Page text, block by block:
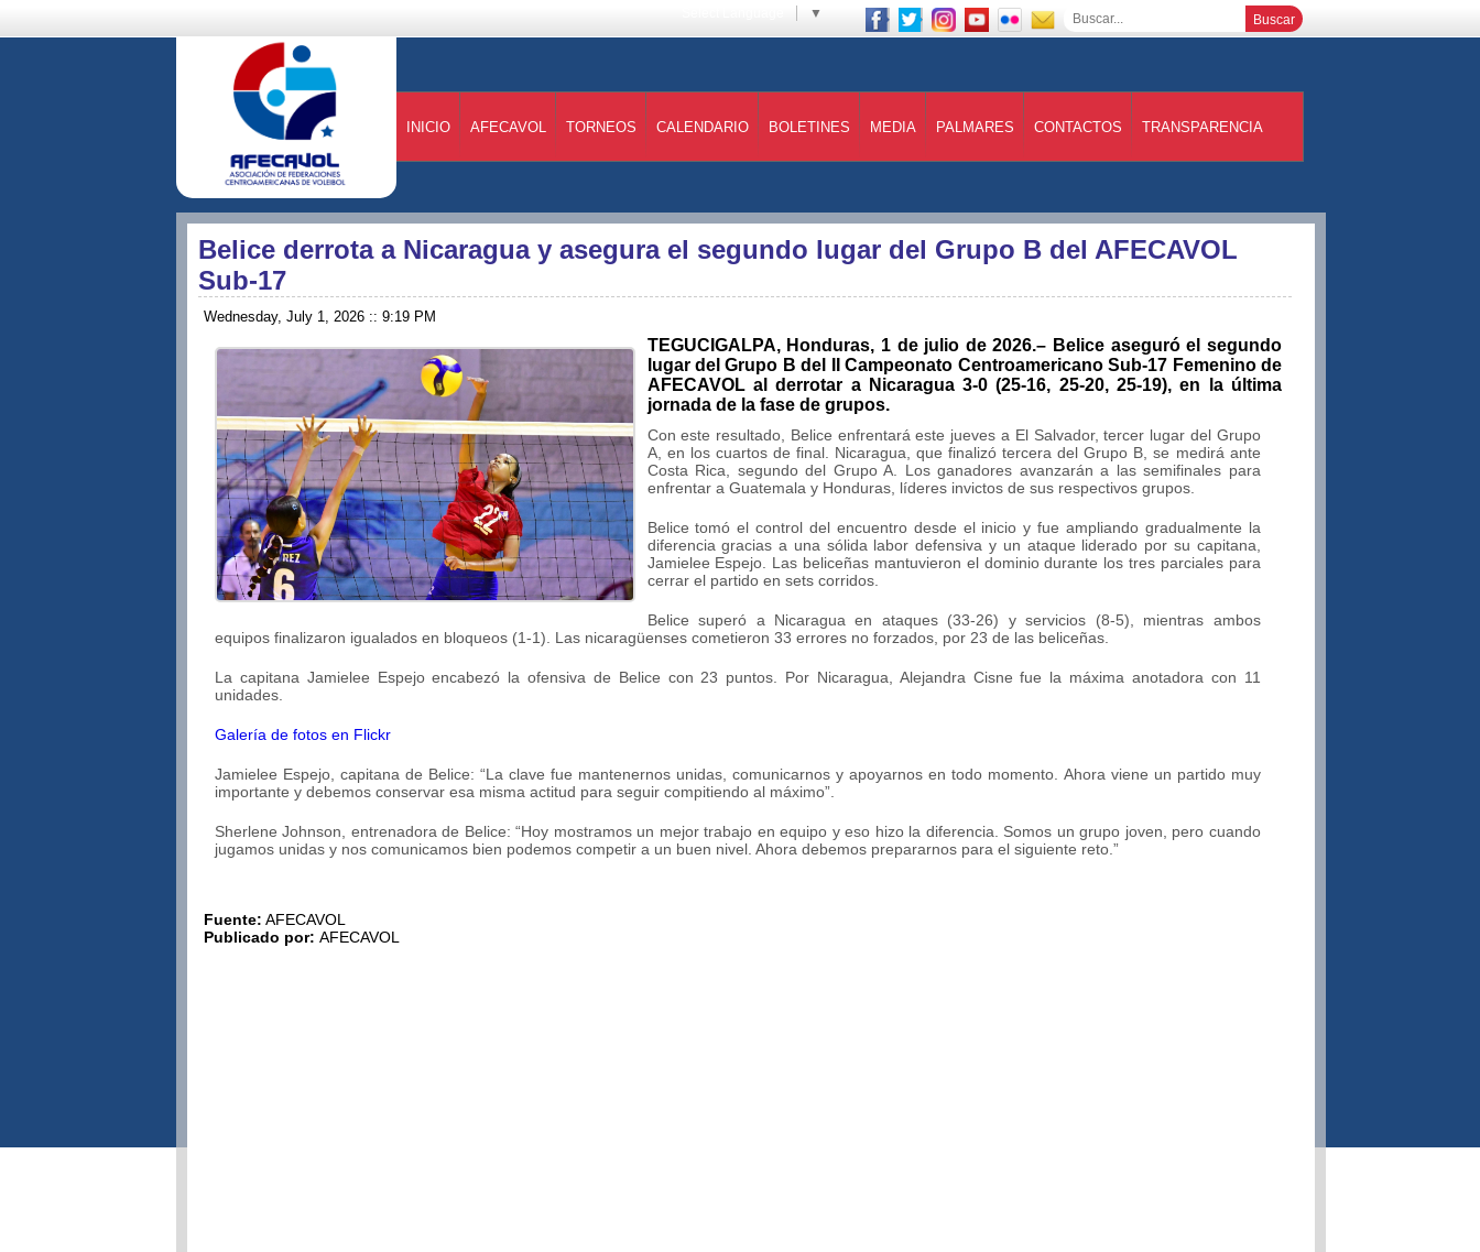
▼
INICIO AFECAVOL TORNEOS CALENDARIO BOLETINES MEDIA PALMARES CONTACTOS TRANSPARENCIA
Belice derrota a Nicaragua y asegura el segundo lugar del Grupo B del AFECAVOL
Sub-17
Wednesday, July 1, 2026 :: 9:19 PM
TEGUCIGALPA, Honduras, 1 de julio de 2026.– Belice aseguró el segundo
lugar del Grupo B del II Campeonato Centroamericano Sub-17 Femenino de
AFECAVOL al derrotar a Nicaragua 3-0 (25-16, 25-20, 25-19), en la última
jornada de la fase de grupos.
Con este resultado, Belice enfrentará este jueves a El Salvador, tercer lugar del Grupo
A, en los cuartos de final. Nicaragua, que finalizó tercera del Grupo B, se medirá ante
Costa Rica, segundo del Grupo A. Los ganadores avanzarán a las semifinales para
enfrentar a Guatemala y Honduras, líderes invictos de sus respectivos grupos.
Belice tomó el control del encuentro desde el inicio y fue ampliando gradualmente la
diferencia gracias a una sólida labor defensiva y un ataque liderado por su capitana,
Jamielee Espejo. Las beliceñas mantuvieron el dominio durante los tres parciales para
cerrar el partido en sets corridos.
Belice superó a Nicaragua en ataques (33-26) y servicios (8-5), mientras ambos
equipos finalizaron igualados en bloqueos (1-1). Las nicaragüenses cometieron 33 errores no forzados, por 23 de las beliceñas.
La capitana Jamielee Espejo encabezó la ofensiva de Belice con 23 puntos. Por Nicaragua, Alejandra Cisne fue la máxima anotadora con 11
unidades.
Galería de fotos en Flickr
Jamielee Espejo, capitana de Belice: “La clave fue mantenernos unidas, comunicarnos y apoyarnos en todo momento. Ahora viene un partido muy
importante y debemos conservar esa misma actitud para seguir compitiendo al máximo”.
Sherlene Johnson, entrenadora de Belice: “Hoy mostramos un mejor trabajo en equipo y eso hizo la diferencia. Somos un grupo joven, pero cuando
jugamos unidas y nos comunicamos bien podemos competir a un buen nivel. Ahora debemos prepararnos para el siguiente reto.”
Fuente: AFECAVOL
Publicado por: AFECAVOL